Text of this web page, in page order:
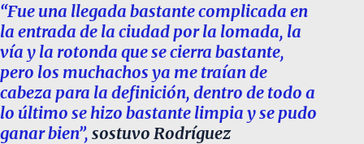
“Fue una llegada bastante complicada en
la entrada de la ciudad por la lomada, la
vía y la rotonda que se cierra bastante,
pero los muchachos ya me traían de
cabeza para la definición, dentro de todo a
lo último se hizo bastante limpia y se pudo
ganar bien”, sostuvo Rodríguez